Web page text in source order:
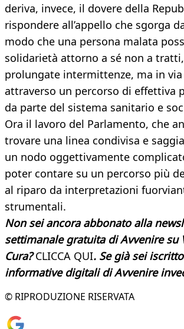
deriva, invece, il dovere della
rispondere all’appello che sgorga
modo che una persona malata
solidarietà attorno a sé non a
prolungate intermittenze, ma in
attraverso un percorso di effettiva
da parte del sistema sanitario e
Ora il lavoro del Parlamento, che
trovare una linea condivisa e
un nodo oggettivamente
poter contare su un percorso più
al riparo da interpretazioni
strumentali.
Non sei ancora abbonato alla
settimanale gratuita di Avvenire su
Cura?CLICCA QUI. Se già sei
informative digitali di Avvenire
© RIPRODUZIONE RISERVATA